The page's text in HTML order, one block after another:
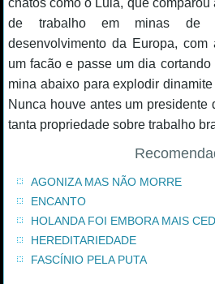
de trabalho em minas de
desenvolvimento da Europa,
um facão e passe um dia
mina abaixo para explodir
Nunca houve antes um presidente
tanta propriedade sobre trabalho
AGONIZA MAS NÃO MORRE
ENCANTO
HOLANDA FOI EMBORA MAIS
HEREDITARIEDADE
FASCÍNIO PELA PUTA